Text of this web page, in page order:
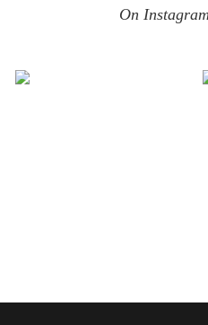
On Instagram